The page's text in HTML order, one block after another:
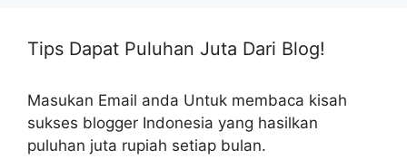
Tips Dapat Puluhan Juta Dari Blog!
Masukan Email anda Untuk membaca kisah
sukses blogger Indonesia yang hasilkan
puluhan juta rupiah setiap bulan.